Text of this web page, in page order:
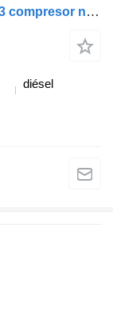
MAN TGX 18.460 (01.07-) 51.54100-6053 compresor neumático para MAN TGL, TGM, TGS, TGX (2005-2021) cabeza tractora
diésel